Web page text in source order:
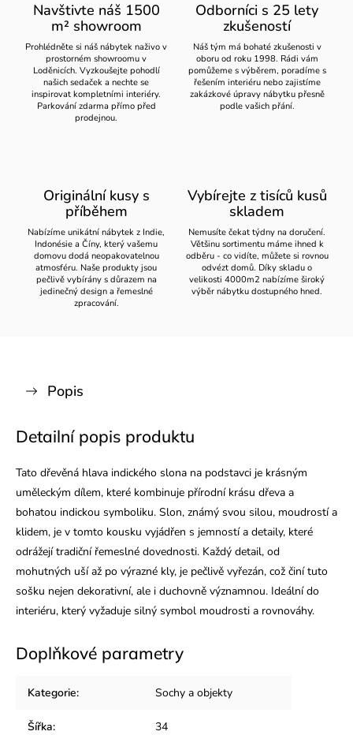
Navštivte náš 1500
m² showroom
Prohlédněte si náš nábytek naživo v
prostorném showroomu v
Loděnicích. Vyzkoušejte pohodlí
našich sedaček a nechte se
inspirovat kompletními interiéry.
Parkování zdarma přímo před
prodejnou.
Odborníci s 25 lety
zkušeností
Náš tým má bohaté zkušenosti v
oboru od roku 1998. Rádi vám
pomůžeme s výběrem, poradíme s
řešením interiéru nebo zajistíme
zakázkové úpravy nábytku přesně
podle vašich přání.
Originální kusy s
příběhem
Nabízíme unikátní nábytek z Indie,
Indonésie a Číny, který vašemu
domovu dodá neopakovatelnou
atmosféru. Naše produkty jsou
pečlivě vybírány s důrazem na
jedinečný design a řemeslné
zpracování.
Vybírejte z tisíců kusů
skladem
Nemusíte čekat týdny na doručení.
Většinu sortimentu máme ihned k
odběru - co vidíte, můžete si rovnou
odvézt domů. Díky skladu o
velikosti 4000m2 nabízíme široký
výběr nábytku dostupného hned.
Popis
Detailní popis produktu
Tato dřevěná hlava indického slona na podstavci je krásným
uměleckým dílem, které kombinuje přírodní krásu dřeva a
bohatou indickou symboliku. Slon, známý svou silou, moudrostí a
klidem, je v tomto kousku vyjádřen s jemností a detaily, které
odrážejí tradiční řemeslné dovednosti. Každý detail, od
mohutných uší až po výrazné kly, je pečlivě vyřezán, což činí tuto
sošku nejen dekorativní, ale i duchovně významnou. Ideální do
interiéru, který vyžaduje silný symbol moudrosti a rovnováhy.
Doplňkové parametry
Kategorie: Sochy a objekty
Šířka: 34